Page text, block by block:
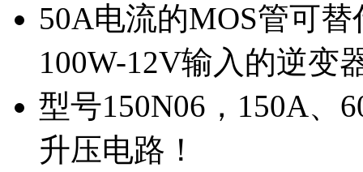
50A电流的MOS管可
100W-12V输入的逆变
型号150N06，150A、
升压电路！